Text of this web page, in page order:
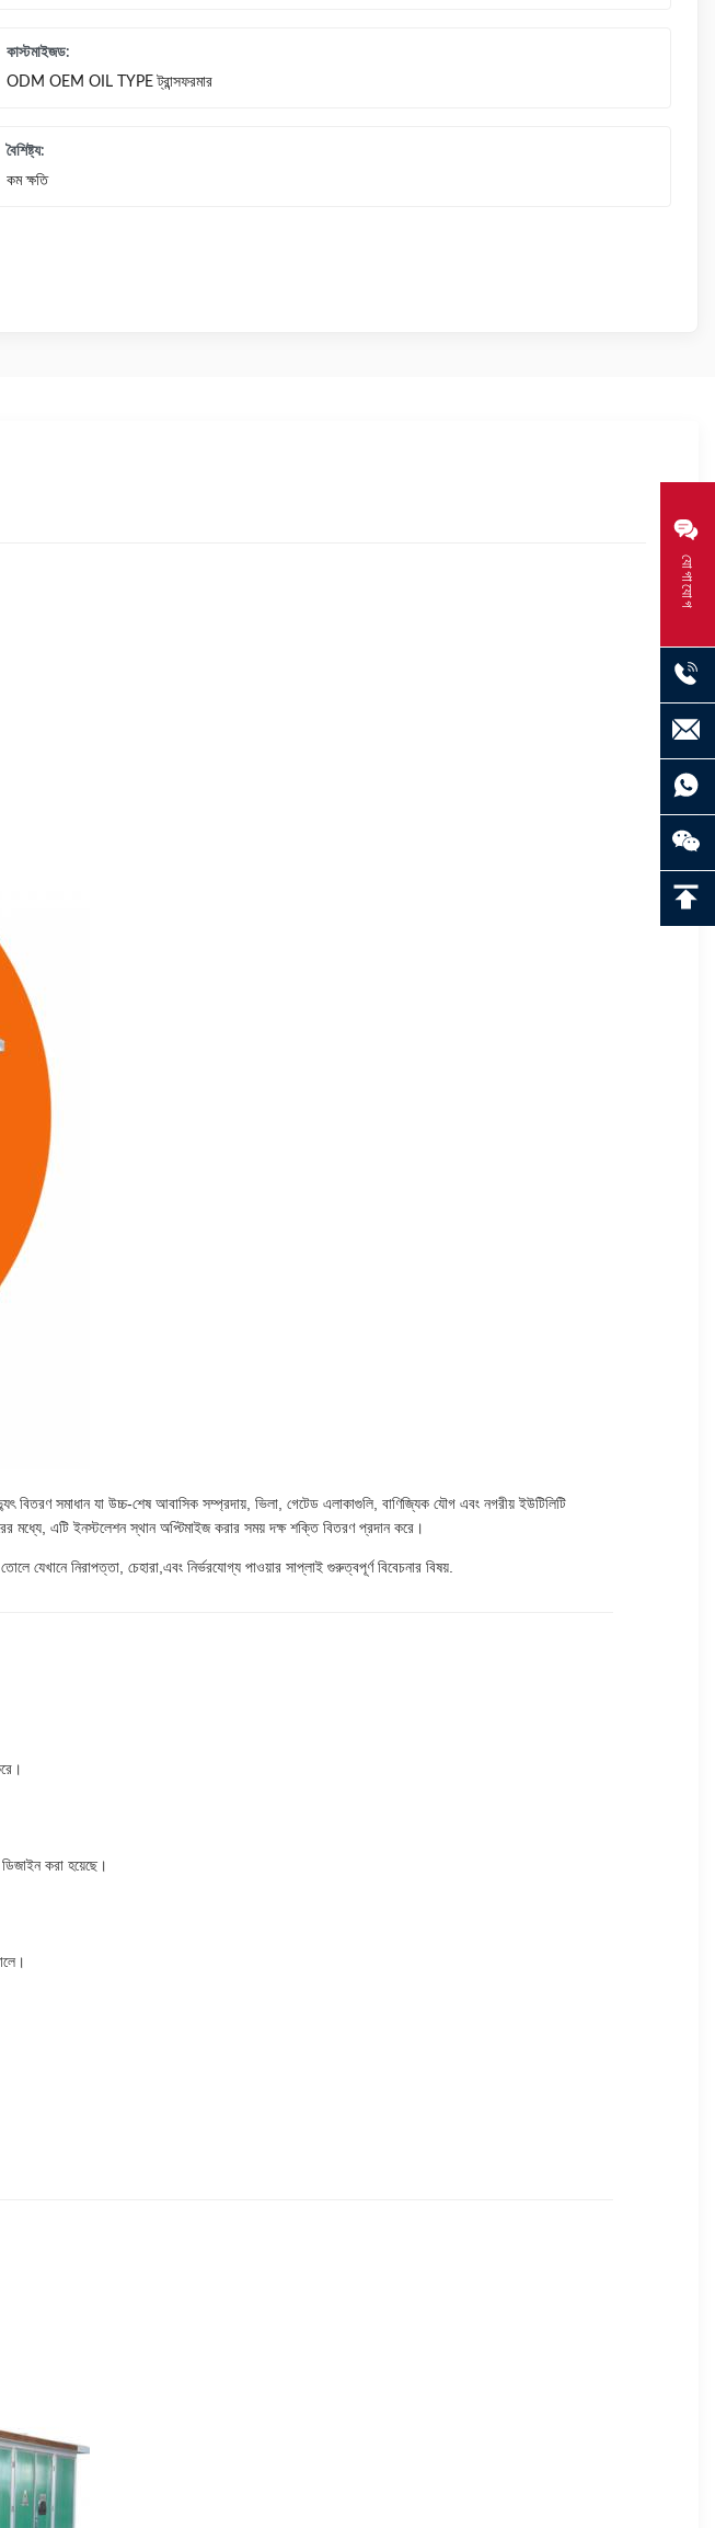
যোগাযোগ
কাস্টমাইজড:
ODM OEM OIL TYPE ট্রান্সফরমার
বৈশিষ্ট্য:
কম ক্ষতি
বিতরণ সমাধান যা উচ্চ-শেষ আবাসিক সম্প্রদায়, ভিলা, গেটেড এলাকাগুলি, বাণিজ্যিক যৌগ এবং নগরীয় ইউটিলিটি
মধ্যে, এটি ইনস্টলেশন স্থান অপ্টিমাইজ করার সময় দক্ষ শক্তি বিতরণ প্রদান করে।
নিরাপত্তা, চেহারা,এবং নির্ভরযোগ্য পাওয়ার সাপ্লাই গুরুত্বপূর্ণ বিবেচনার বিষয়.
করা হয়েছে।